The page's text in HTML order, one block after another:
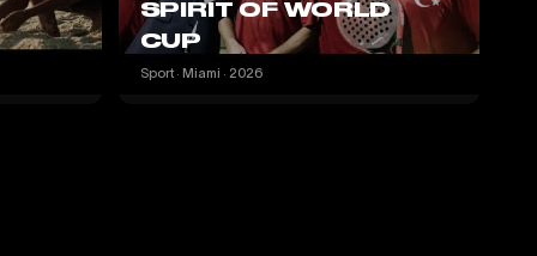
SPIRIT OF WORLD
CUP
Sport · Miami · 2026